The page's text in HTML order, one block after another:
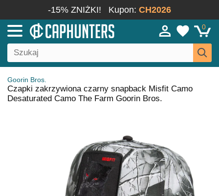
-15% ZNIŻKI! Kupon: CH2026
0
Goorin Bros.
Czapki zakrzywiona czarny snapback Misfit Camo
Desaturated Camo The Farm Goorin Bros.